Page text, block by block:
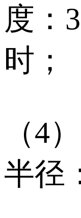
度：
时；
（4
半径